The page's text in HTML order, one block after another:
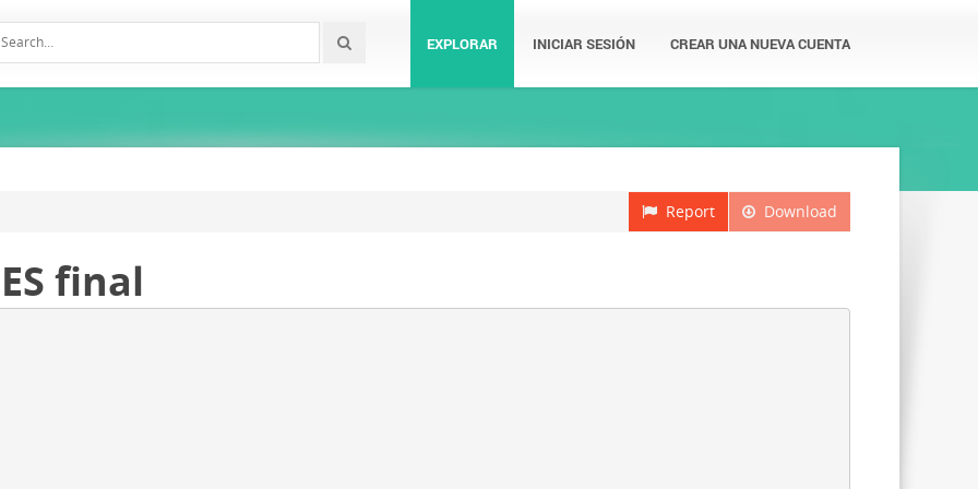
EXPLORAR INICIAR SESIÓN CREAR UNA NUEVA CUENTA
Download
Report
final